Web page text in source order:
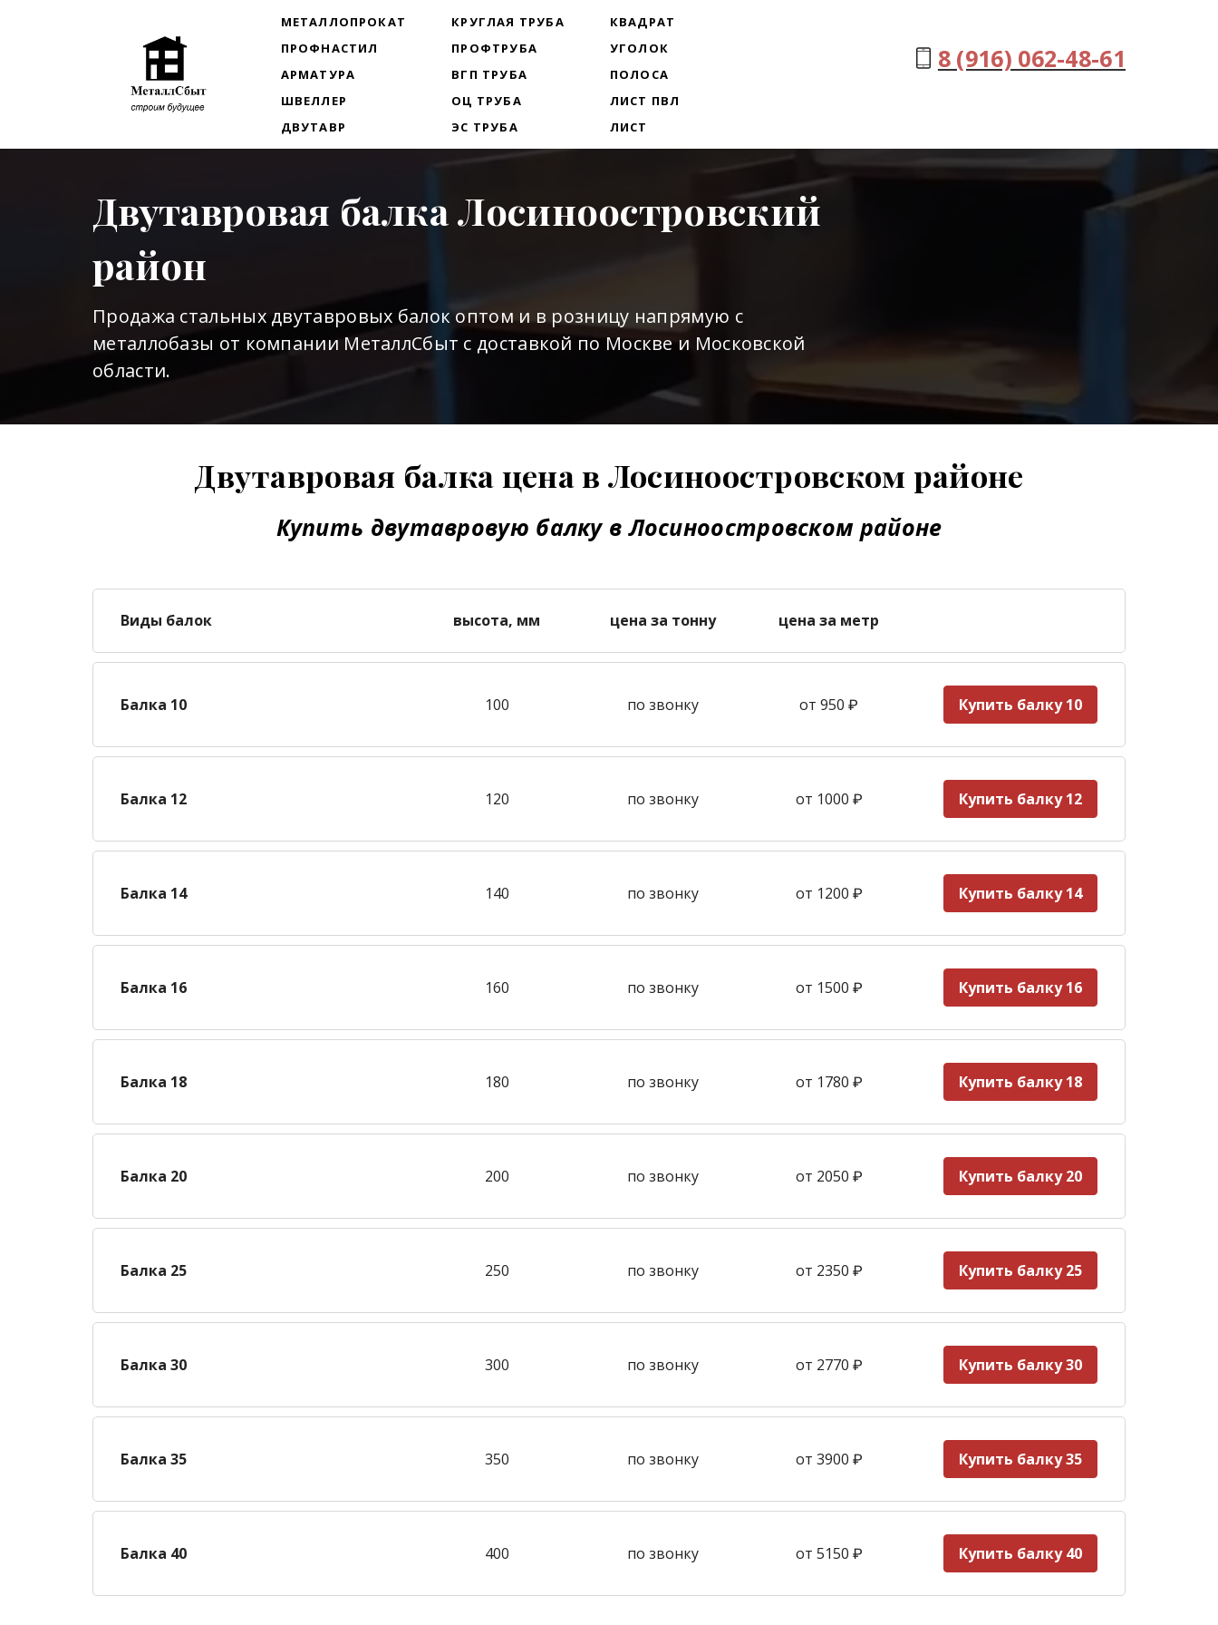
МЕТАЛЛОПРОКАТ
ПРОФНАСТИЛ
АРМАТУРА
ШВЕЛЛЕР
ДВУТАВР
КРУГЛАЯ ТРУБА
ПРОФТРУБА
ВГП ТРУБА
ОЦ ТРУБА
ЭС ТРУБА
КВАДРАТ
УГОЛОК
ПОЛОСА
ЛИСТ ПВЛ
ЛИСТ
8 (916) 062-48-61
Двутавровая балка Лосиноостровский
район
Продажа стальных двутавровых балок оптом и в розницу напрямую с
металлобазы от компании МеталлСбыт с доставкой по Москве и Московской
области.
Двутавровая балка цена в Лосиноостровском районе
Купить двутавровую балку в Лосиноостровском районе
Виды балок высота, мм цена за тонну цена за метр
Балка 10 100 по звонку от 950 ₽ Купить балку 10
Балка 12 120 по звонку от 1000 ₽ Купить балку 12
Балка 14 140 по звонку от 1200 ₽ Купить балку 14
Балка 16 160 по звонку от 1500 ₽ Купить балку 16
Балка 18 180 по звонку от 1780 ₽ Купить балку 18
Балка 20 200 по звонку от 2050 ₽ Купить балку 20
Балка 25 250 по звонку от 2350 ₽ Купить балку 25
Балка 30 300 по звонку от 2770 ₽ Купить балку 30
Балка 35 350 по звонку от 3900 ₽ Купить балку 35
Балка 40 400 по звонку от 5150 ₽ Купить балку 40